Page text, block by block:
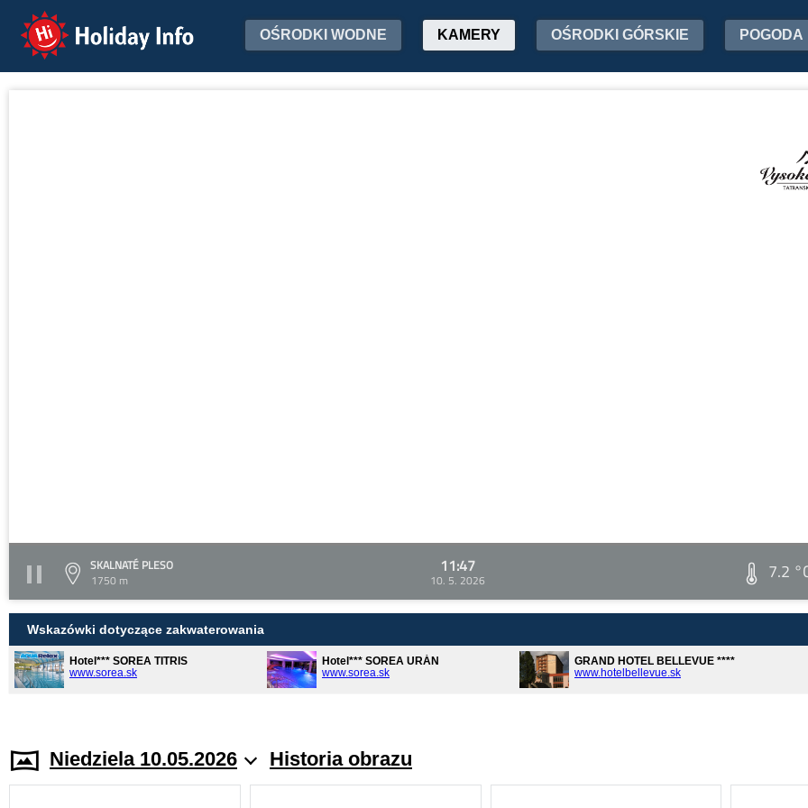
Holiday Info OŚRODKI WODNE KAMERY OŚRODKI GÓRSKIE POGODA
SKALNATÉ PLESO
1750 m
11:47
10. 5. 2026 7.2
Wskazówki dotyczące zakwaterowania
Hotel*** SOREA TITRIS
www.sorea.sk
Hotel*** SOREA URÁN
www.sorea.sk
GRAND HOTEL BELLEVUE ****
www.hotelbellevue.sk
Niedziela 10.05.2026 Historia obrazu